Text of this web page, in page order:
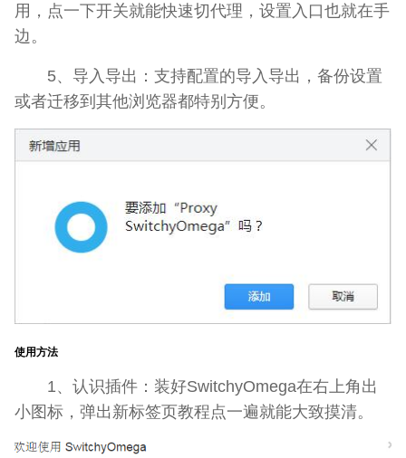
用，点一下开关就能快速切代理，设置入口也就在手
边。
5、导入导出：支持配置的导入导出，备份设置
或者迁移到其他浏览器都特别方便。
使用方法
1、认识插件：装好SwitchyOmega在右上角出
小图标，弹出新标签页教程点一遍就能大致摸清。